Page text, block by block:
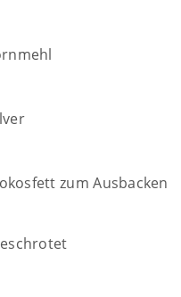
zum Ausbacken